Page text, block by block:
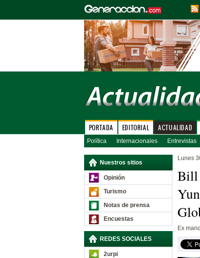
PORTADA EDITORIAL ACTUALIDAD
Política Internacionales Entrevistas
Nuestros sitios
Opinión
Turismo
Notas de prensa
Encuestas
REDES SOCIALES
2urpi
Lunes
Bill
Ex